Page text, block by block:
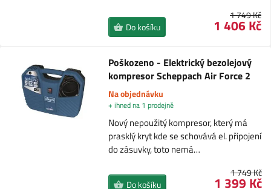
1 749 Kč
1 406 Kč
Do košíku
Poškozeno - Elektrický bezolejový
kompresor Scheppach Air Force 2
Na objednávku
+ ihned na 1 prodejně
Nový nepoužitý kompresor, který má
prasklý kryt kde se schovává el. připojení
do zásuvky, toto nemá…
1 749 Kč
1 399 Kč
Do košíku